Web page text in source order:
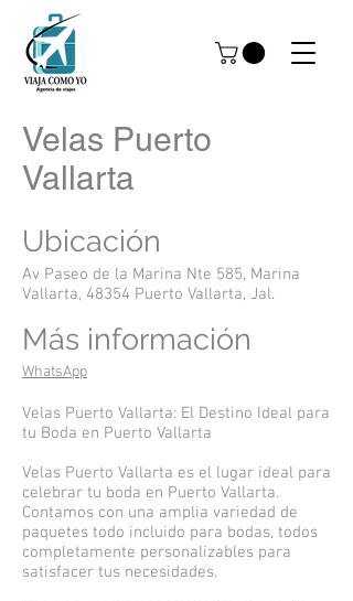
Velas Puerto
Vallarta
Ubicación
Av Paseo de la Marina Nte 585, Marina
Vallarta, 48354 Puerto Vallarta, Jal.
Más información
WhatsApp
Velas Puerto Vallarta: El Destino Ideal para
tu Boda en Puerto Vallarta
Velas Puerto Vallarta es el lugar ideal para
celebrar tu boda en Puerto Vallarta.
Contamos con una amplia variedad de
paquetes todo incluido para bodas, todos
completamente personalizables para
satisfacer tus necesidades.